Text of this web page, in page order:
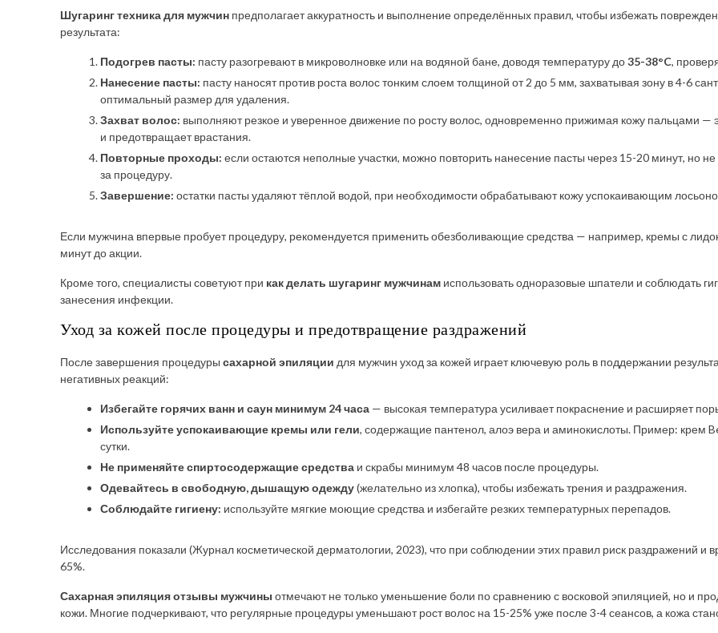
Шугаринг техника для мужчин предполагает аккуратность и выполнение определённых правил, чтобы избежать
результата:
Подогрев пасты: пасту разогревают в микроволновке или на водяной бане, доводя температуру до35-38°C,
Нанесение пасты: пасту наносят против роста волос тонким слоем толщиной от 2 до 5 мм, захватывая зону в 4-6
оптимальный размер для удаления.
Захват волос: выполняют резкое и уверенное движение по росту волос, одновременно прижимая кожу пальцами —
и предотвращает врастания.
Повторные проходы: если остаются неполные участки, можно повторить нанесение пасты через 15-20 минут, но
за процедуру.
Завершение: остатки пасты удаляют тёплой водой, при необходимости обрабатывают кожу успокаивающим
Если мужчина впервые пробует процедуру, рекомендуется применить обезболивающие средства — например, кремы с
минут до акции.
Кроме того, специалисты советуют при как делать шугаринг мужчинам использовать одноразовые шпатели и соблюдать
занесения инфекции.
Уход за кожей после процедуры и предотвращение раздражений
После завершения процедуры сахарной эпиляции для мужчин уход за кожей играет ключевую роль в поддержании
негативных реакций:
Избегайте горячих ванн и саун минимум 24 часа — высокая температура усиливает покраснение и расширяет
Используйте успокаивающие кремы или гели, содержащие пантенол, алоэ вера и аминокислоты. Пример: крем
сутки.
Не применяйте спиртосодержащие средства и скрабы минимум 48 часов после процедуры.
Одевайтесь в свободную, дышащую одежду(желательно из хлопка), чтобы избежать трения и раздражения.
Соблюдайте гигиену: используйте мягкие моющие средства и избегайте резких температурных перепадов.
Исследования показали (Журнал косметической дерматологии, 2023), что при соблюдении этих правил риск раздражений и
65%.
Сахарная эпиляция отзывы мужчины отмечают не только уменьшение боли по сравнению с восковой эпиляцией, но и
кожи. Многие подчеркивают, что регулярные процедуры уменьшают рост волос на 15-25% уже после 3-4 сеансов, а кожа